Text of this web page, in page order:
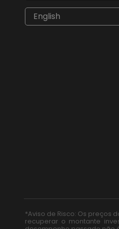
€ EUR
$ USD
English
*Aviso de Risco: Os preços
recuperar o montante